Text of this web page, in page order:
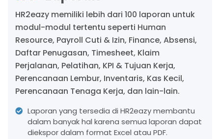
HR2eazy memiliki lebih dari 100 laporan untuk
modul-modul tertentu seperti Human
Resource, Payroll Cuti & Izin, Finance, Absensi,
Daftar Penugasan, Timesheet, Klaim
Perjalanan, Pelatihan, KPI & Tujuan Kerja,
Perencanaan Lembur, Inventaris, Kas Kecil,
Perencanaan Tenaga Kerja, dan lain-lain.
Laporan yang tersedia di HR2eazy membantu
dalam banyak hal karena semua laporan dapat
diekspor dalam format Excel atau PDF.